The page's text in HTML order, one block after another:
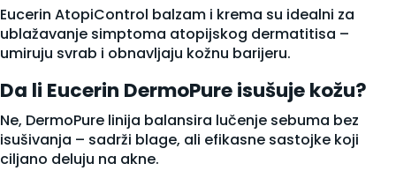
Eucerin AtopiControl balzam i krema su idealni za
ublažavanje simptoma atopijskog dermatitisa –
umiruju svrab i obnavljaju kožnu barijeru.
Da li Eucerin DermoPure isušuje kožu?
Ne, DermoPure linija balansira lučenje sebuma bez
isušivanja – sadrži blage, ali efikasne sastojke koji
ciljano deluju na akne.